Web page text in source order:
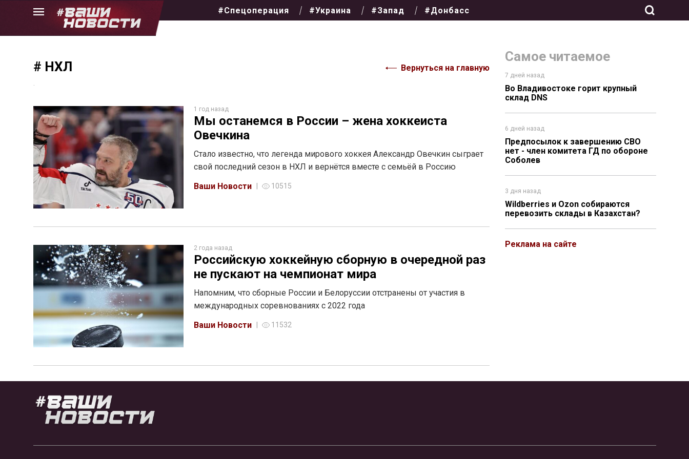
Skip
#Спецоперация #Украина #Запад #Донбасс
# НХЛ Вернуться на главную
1 год назад
Мы останемся в России – жена хоккеиста
Овечкина
Стало известно, что легенда мирового хоккея Александр Овечкин сыграет
свой последний сезон в НХЛ и вернётся вместе с семьёй в Россию
Ваши Новости
10515
2 года назад
Российскую хоккейную сборную в очередной раз
не пускают на чемпионат мира
Напомним, что сборные России и Белоруссии отстранены от участия в
международных соревнованиях с 2022 года
Ваши Новости
11532
Самое читаемое
7 дней назад
Во Владивостоке горит крупный
склад DNS
6 дней назад
Предпосылок к завершению СВО
нет - член комитета ГД по обороне
Соболев
3 дня назад
Wildberries и Ozon собираются
перевозить склады в Казахстан?
Реклама на сайте